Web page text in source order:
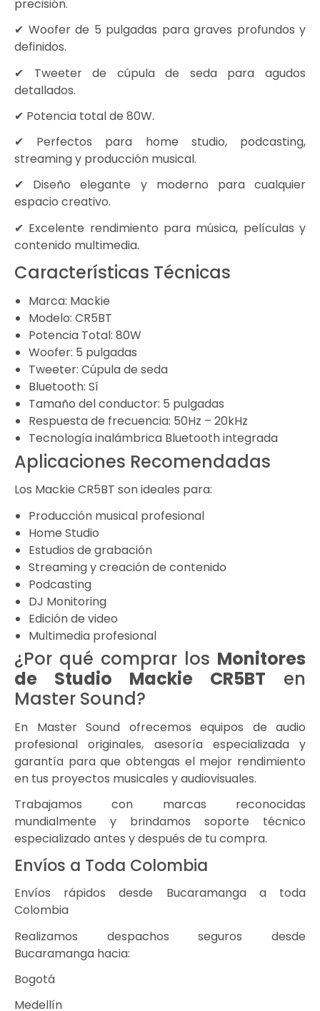
precisión.
✔ Woofer de 5 pulgadas para graves profundos y
definidos.
✔ Tweeter de cúpula de seda para agudos
detallados.
✔ Potencia total de 80W.
✔ Perfectos para home studio, podcasting,
streaming y producción musical.
✔ Diseño elegante y moderno para cualquier
espacio creativo.
✔ Excelente rendimiento para música, películas y
contenido multimedia.
Características Técnicas
Marca: Mackie
Modelo: CR5BT
Potencia Total: 80W
Woofer: 5 pulgadas
Tweeter: Cúpula de seda
Bluetooth: Sí
Tamaño del conductor: 5 pulgadas
Respuesta de frecuencia: 50Hz – 20kHz
Tecnología inalámbrica Bluetooth integrada
Aplicaciones Recomendadas
Los Mackie CR5BT son ideales para:
Producción musical profesional
Home Studio
Estudios de grabación
Streaming y creación de contenido
Podcasting
DJ Monitoring
Edición de video
Multimedia profesional
¿Por qué comprar los Monitores
de Studio Mackie CR5BT en
Master Sound?
En Master Sound ofrecemos equipos de audio
profesional originales, asesoría especializada y
garantía para que obtengas el mejor rendimiento
en tus proyectos musicales y audiovisuales.
Trabajamos con marcas reconocidas
mundialmente y brindamos soporte técnico
especializado antes y después de tu compra.
Envíos a Toda Colombia
Envíos rápidos desde Bucaramanga a toda
Colombia
Realizamos despachos seguros desde
Bucaramanga hacia:
Bogotá
Medellín